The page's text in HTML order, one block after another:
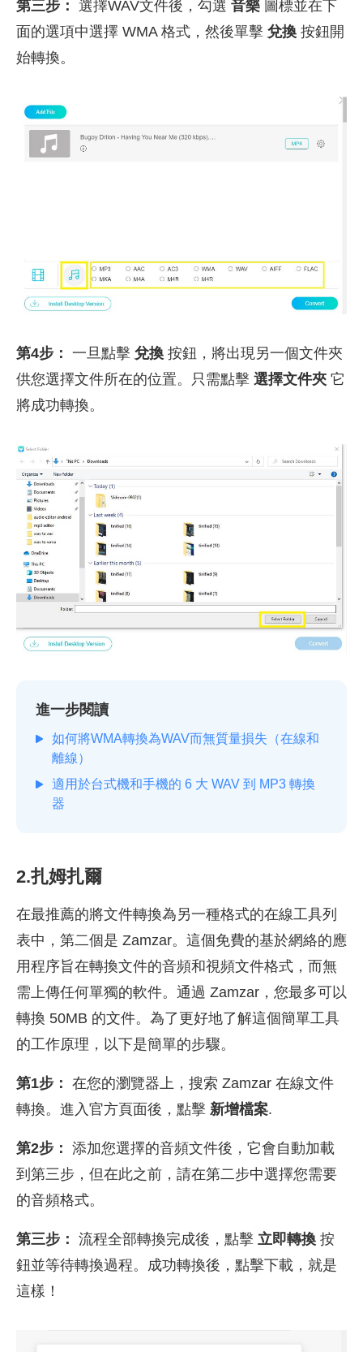
第三步： 選擇WAV文件後，勾選 音樂 圖標並在下
面的選項中選擇 WMA 格式，然後單擊 兌換 按鈕開
始轉換。
第4步： 一旦點擊 兌換 按鈕，將出現另一個文件夾
供您選擇文件所在的位置。只需點擊 選擇文件夾 它
將成功轉換。
進一步閱讀
如何將WMA轉換為WAV而無質量損失（在線和
離線）
適用於台式機和手機的 6 大 WAV 到 MP3 轉換
器
2.扎姆扎爾
在最推薦的將文件轉換為另一種格式的在線工具列
表中，第二個是 Zamzar。這個免費的基於網絡的應
用程序旨在轉換文件的音頻和視頻文件格式，而無
需上傳任何單獨的軟件。通過 Zamzar，您最多可以
轉換 50MB 的文件。為了更好地了解這個簡單工具
的工作原理，以下是簡單的步驟。
第1步： 在您的瀏覽器上，搜索 Zamzar 在線文件
轉換。進入官方頁面後，點擊 新增檔案.
第2步： 添加您選擇的音頻文件後，它會自動加載
到第三步，但在此之前，請在第二步中選擇您需要
的音頻格式。
第三步： 流程全部轉換完成後，點擊 立即轉換 按
鈕並等待轉換過程。成功轉換後，點擊下載，就是
這樣！